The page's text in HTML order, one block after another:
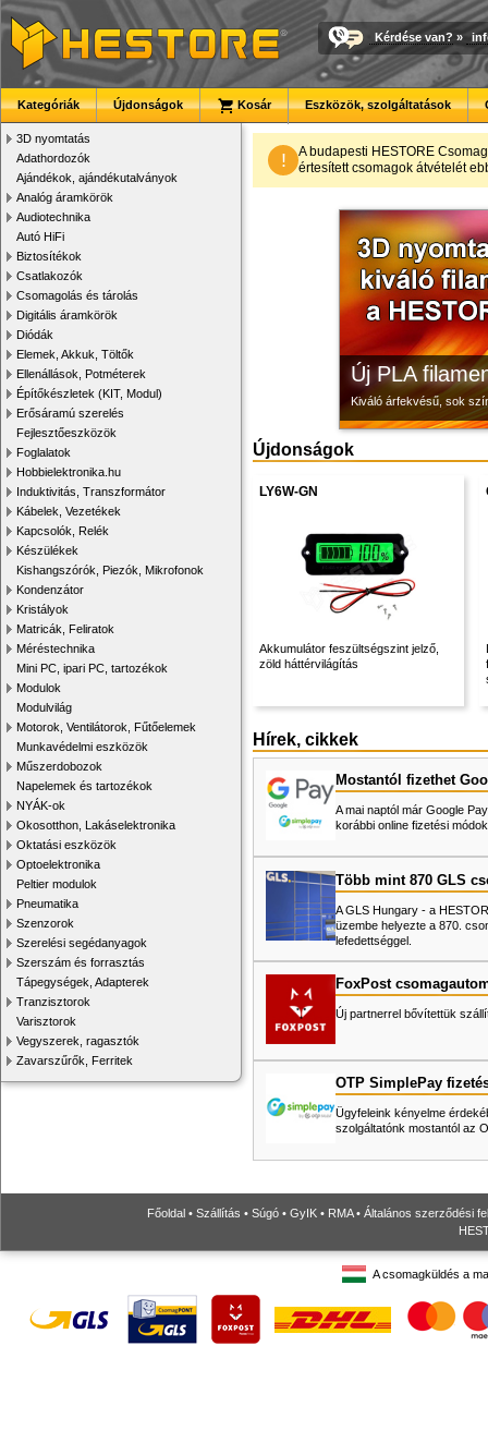
Kérdése van? »
Kategóriák Újdonságok Kosár Eszközök, szolgáltatások
3D nyomtatás
Adathordozók
Ajándékok, ajándékutalványok
Analóg áramkörök
Audiotechnika
Autó HiFi
Biztosítékok
Csatlakozók
Csomagolás és tárolás
Digitális áramkörök
Diódák
Elemek, Akkuk, Töltők
Ellenállások, Potméterek
Építőkészletek (KIT, Modul)
Erősáramú szerelés
Fejlesztőeszközök
Foglalatok
Hobbielektronika.hu
Induktivitás, Transzformátor
Kábelek, Vezetékek
Kapcsolók, Relék
Készülékek
Kishangszórók, Piezók, Mikrofonok
Kondenzátor
Kristályok
Matricák, Feliratok
Méréstechnika
Mini PC, ipari PC, tartozékok
Modulok
Modulvilág
Motorok, Ventilátorok, Fűtőelemek
Munkavédelmi eszközök
Műszerdobozok
Napelemek és tartozékok
NYÁK-ok
Okosotthon, Lakáselektronika
Oktatási eszközök
Optoelektronika
Peltier modulok
Pneumatika
Szenzorok
Szerelési segédanyagok
Szerszám és forrasztás
Tápegységek, Adapterek
Tranzisztorok
Varisztorok
Vegyszerek, ragasztók
Zavarszűrők, Ferritek
!
A budapesti HESTORE
értesített csomagok átvételét
Új PLA
Kiváló árfekvésű, sok
Modulvilág
Fejlesztés, szórakozás
3D nyomtató
Kiváló minőségű,
Megbízható
Új, modern
Újdonságok
LY6W-GN
Akkumulátor feszültségszint jelző,
zöld háttérvilágítás
Hírek, cikkek
Mostantól fizethet
A mai naptól már Google
korábbi online fizetési
Több mint 870 GLS
A GLS Hungary - a
üzembe helyezte a 870.
lefedettséggel.
FoxPost
Új partnerrel bővítettük
OTP SimplePay
Ügyfeleink kényelme
szolgáltatónk mostantól az
Főoldal • Szállítás • Súgó • GyIK • RMA• Általános szerződési
A csomagküldés a